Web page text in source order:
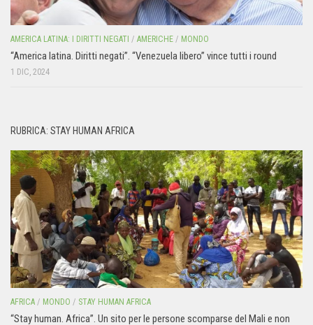
AMERICA LATINA: I DIRITTI NEGATI / AMERICHE / MONDO
“America latina. Diritti negati”. “Venezuela libero” vince tutti i round
1 DIC, 2024
RUBRICA: STAY HUMAN AFRICA
AFRICA / MONDO / STAY HUMAN AFRICA
“Stay human. Africa”. Un sito per le persone scomparse del Mali e non